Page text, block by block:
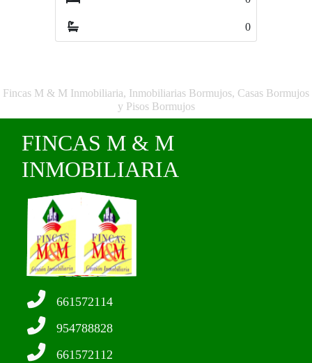
0
Fincas M & M Inmobiliaria, Inmobiliarias Bormujos, Casas Bormujos
y Pisos Bormujos
FINCAS M & M
INMOBILIARIA
661572114
954788828
661572112